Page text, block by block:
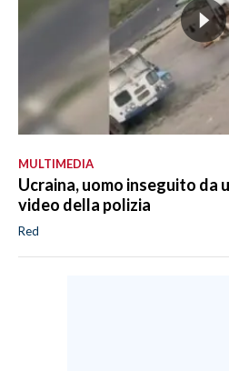
MULTIMEDIA
Ucraina, uomo inseguito da
video della polizia
Red